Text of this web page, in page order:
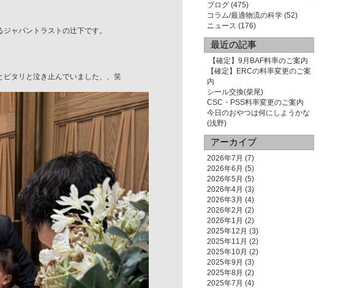
ャパントラストの辻下です。
ピタリと泣き止んでいました、、笑
ブログ (475)
コラム/最適物流の科学 (52)
ニュース (176)
最近の記事
【確定】9月BAF料率のご案内
【確定】ERCの料率変更のご案
内
シール交換(柴尾)
CSC・PSS料率変更のご案内
今日のおやつは何にしようかな
(浅野)
アーカイブ
2026年7月 (7)
2026年6月 (5)
2026年5月 (5)
2026年4月 (3)
2026年3月 (4)
2026年2月 (2)
2026年1月 (2)
2025年12月 (3)
2025年11月 (2)
2025年10月 (2)
2025年9月 (3)
2025年8月 (2)
2025年7月 (4)